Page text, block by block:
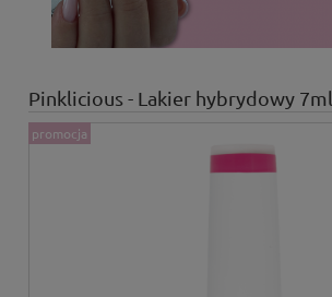
Pinklicious - Lakier hybrydowy 7ml
promocja